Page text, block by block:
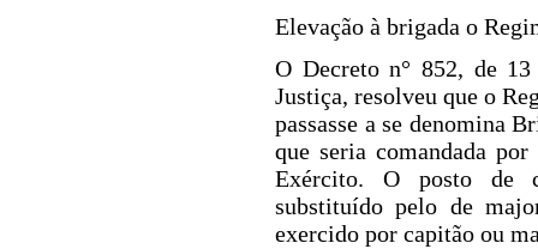
Elevação à brigada o
O Decreto n° 852, de
Justiça, resolveu que o
passasse a se denomina
que seria comandada
Exército. O posto de
substituído pelo de
exercido por capitão ou